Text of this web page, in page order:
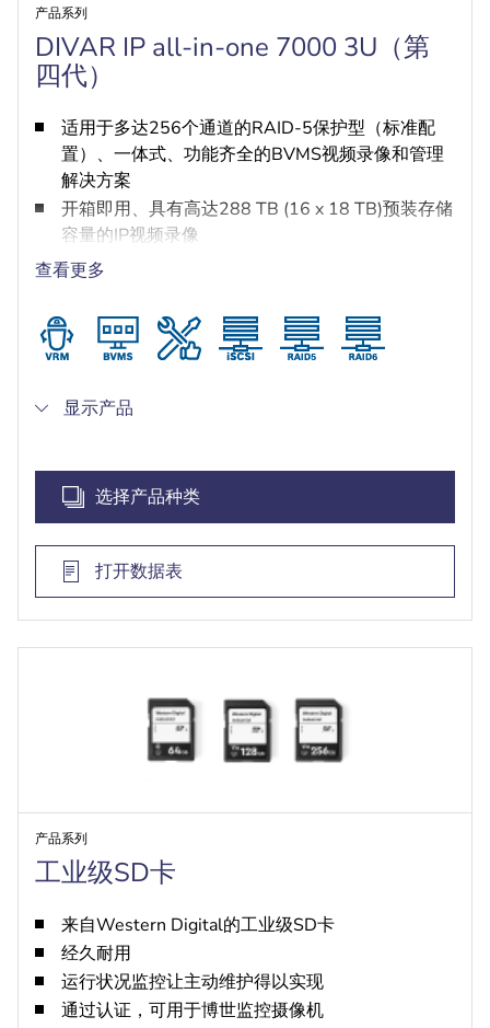
产品系列
DIVAR IP all-in-one 7000 3U（第
四代）
适用于多达256个通道的RAID-5保护型（标准配
置）、一体式、功能齐全的BVMS视频录像和管理
解决方案
开箱即用、具有高达288 TB (16 x 18 TB)预装存储
容量的IP视频录像
操作安全可靠 - 即时实时访问视频
采用DIVAR IP System Manager进行运行模式选
择、软件设置和升级
查看更多
显示产品
选择产品种类
打开数据表
产品系列
工业级SD卡
来自Western Digital的工业级SD卡
经久耐用
运行状况监控让主动维护得以实现
通过认证，可用于博世监控摄像机